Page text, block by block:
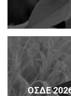
ΟΣΔΕ